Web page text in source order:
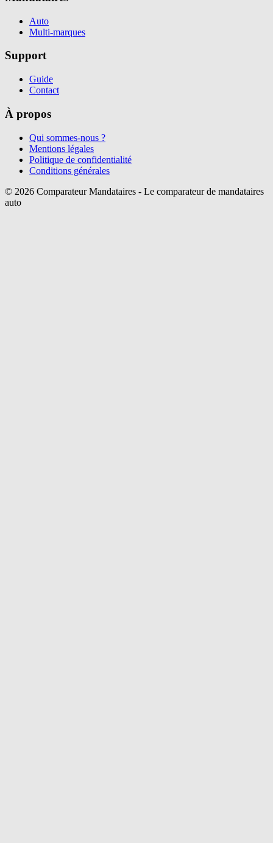
Auto
Multi-marques
Support
Guide
Contact
À propos
Qui sommes-nous ?
Mentions légales
Politique de confidentialité
Conditions générales
© 2026 Comparateur Mandataires - Le comparateur de mandataires
auto